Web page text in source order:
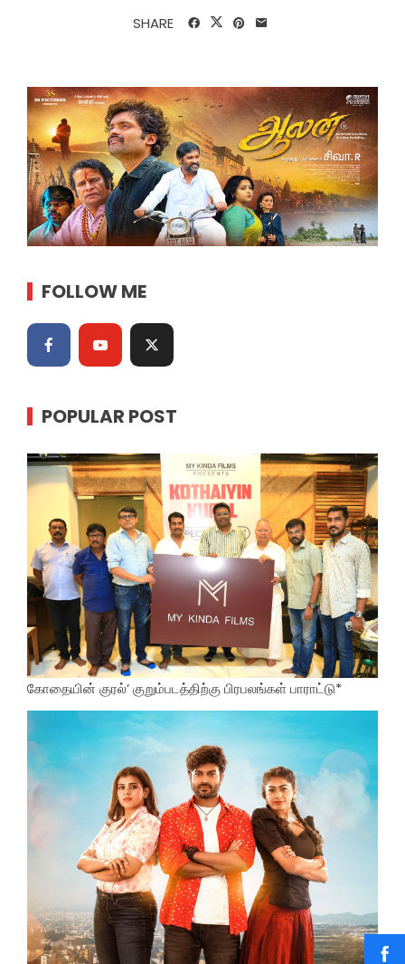
SHARE
FOLLOW ME
POPULAR POST
கோதையின் குரல்’ குறும்படத்திற்கு பிரபலங்கள் பாராட்டு*